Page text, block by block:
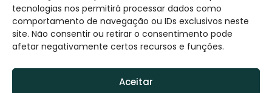
tecnologias nos permitirá processar dados como
comportamento de navegação ou IDs exclusivos neste
site. Não consentir ou retirar o consentimento pode
afetar negativamente certos recursos e funções.
Aceitar
Política
Conteúdos
Blog
Desenvolvimento
interior
Design de times e
potencialização de
impacto
Facebook
Instagram
LinkedIn